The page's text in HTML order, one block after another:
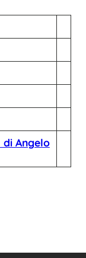
di Angelo